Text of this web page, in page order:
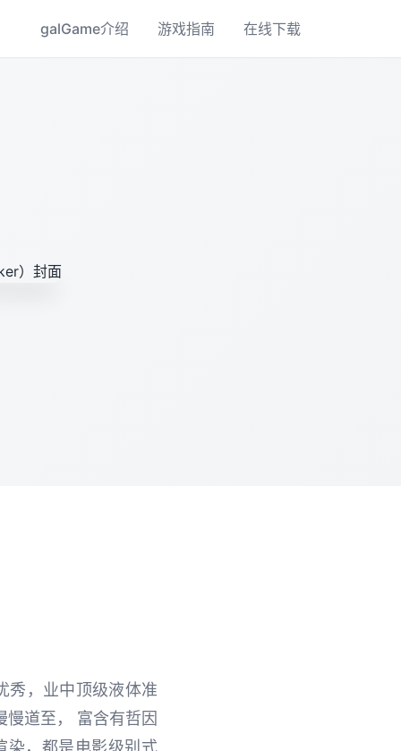
galGame介绍 游戏指南 在线下载
秀，业中顶级液体准
道至， 富含有哲因
染，都是电影级别式